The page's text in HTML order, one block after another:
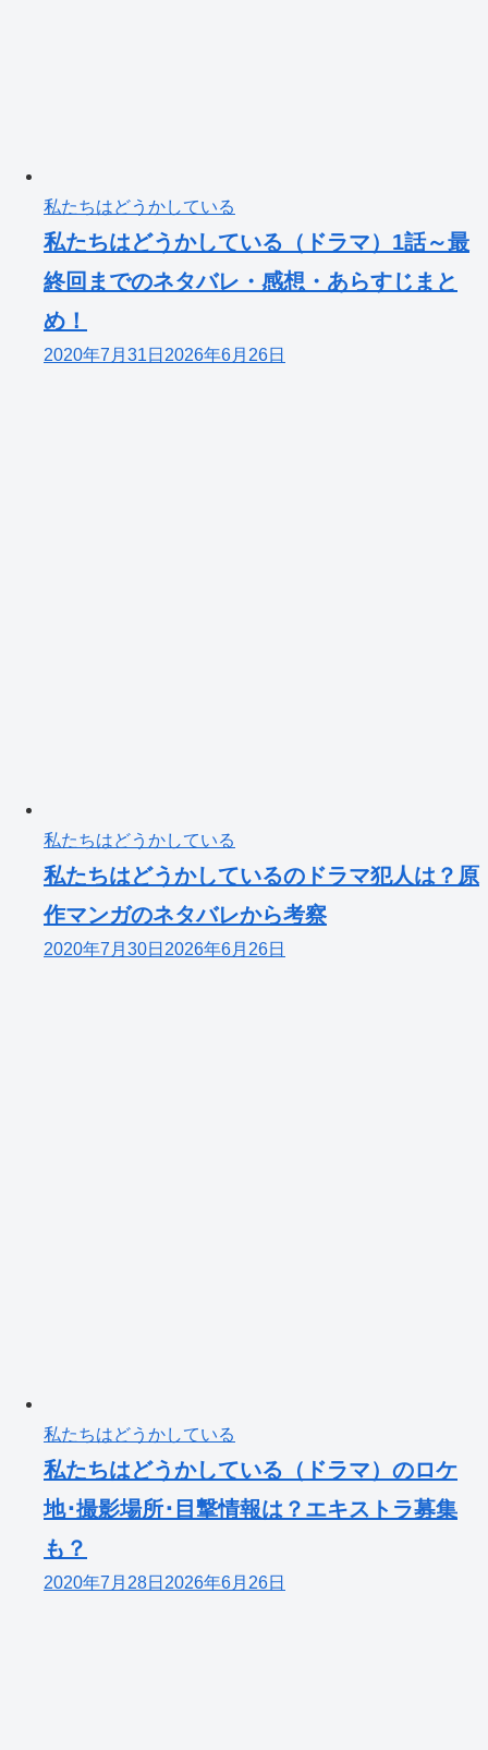
私たちはどうかしている
私たちはどうかしている（ドラマ）1話～最
終回までのネタバレ・感想・あらすじまと
め！
2020年7月31日 2026年6月26日
私たちはどうかしている
私たちはどうかしているのドラマ犯人は？原
作マンガのネタバレから考察
2020年7月30日 2026年6月26日
私たちはどうかしている
私たちはどうかしている（ドラマ）のロケ
地･撮影場所･目撃情報は？エキストラ募集
も？
2020年7月28日 2026年6月26日